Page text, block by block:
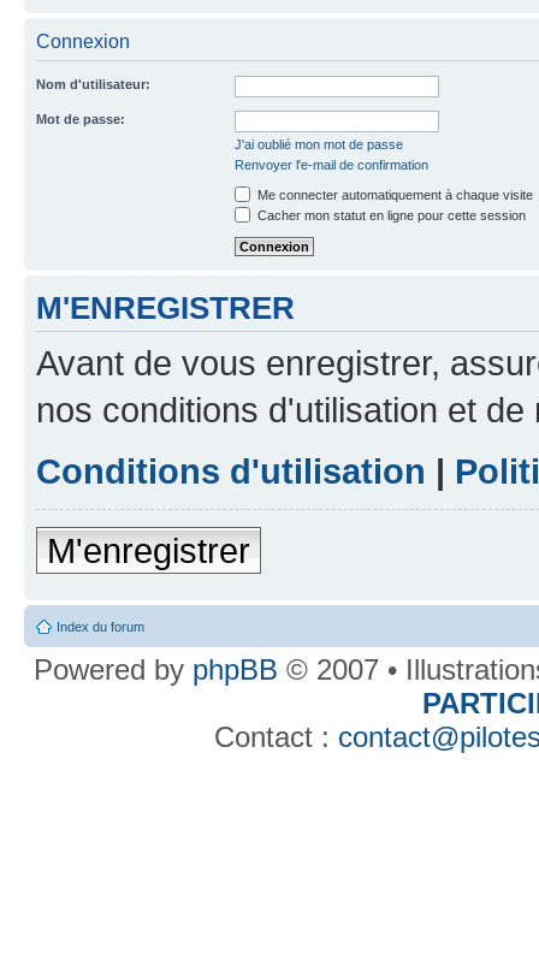
Connexion
Nom d'utilisateur:
Mot de passe:
J'ai oublié mon mot de passe
Renvoyer l'e-mail de confirmation
Me connecter automatiquement à chaque visite
Cacher mon statut en ligne pour cette session
M'ENREGISTRER
Avant de vous enregistrer,
nos conditions d'utilisation et
Conditions d'utilisation |
M'enregistrer
Index du forum
Powered by phpBB © 2007 •
Contact :